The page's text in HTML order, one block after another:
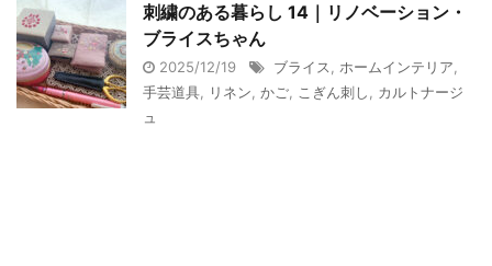
刺繍のある暮らし 14｜リノベーション・
ブライスちゃん
2025/12/19 ブライス ホームインテリア
手芸道具
リネン かご こぎん刺し
カルトナージ
ュ